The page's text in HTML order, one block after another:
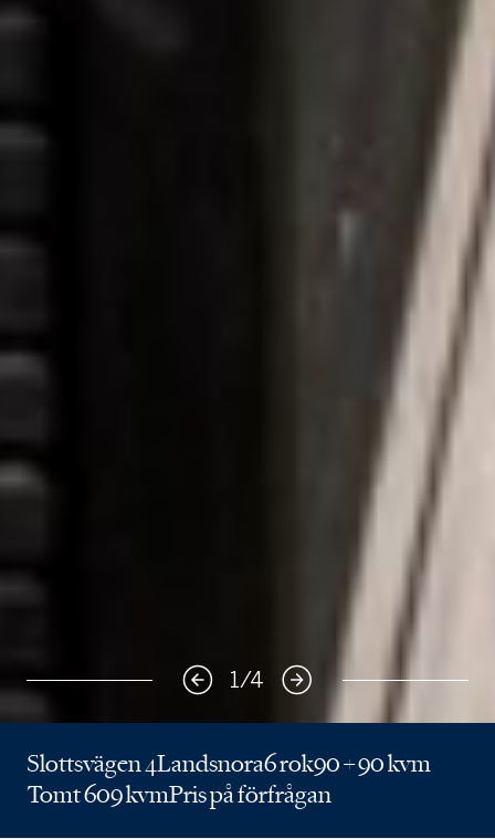
1/4
Slottsvägen 4Landsnora6 rok90 + 90 kvm
Tomt 609 kvmPris på förfrågan